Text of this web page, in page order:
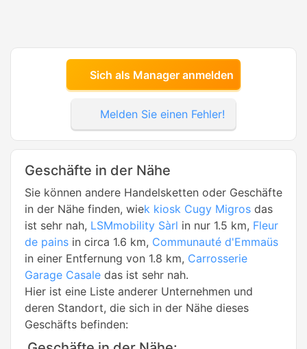
Sich als Manager anmelden
Melden Sie einen Fehler!
Geschäfte in der Nähe
Sie können andere Handelsketten oder Geschäfte
in der Nähe finden, wiek kiosk Cugy Migros das
ist sehr nah, LSMmobility Sàrl in nur 1.5 km, Fleur
de pains in circa 1.6 km, Communauté d'Emmaüs
in einer Entfernung von 1.8 km, Carrosserie
Garage Casale das ist sehr nah.
Hier ist eine Liste anderer Unternehmen und
deren Standort, die sich in der Nähe dieses
Geschäfts befinden: